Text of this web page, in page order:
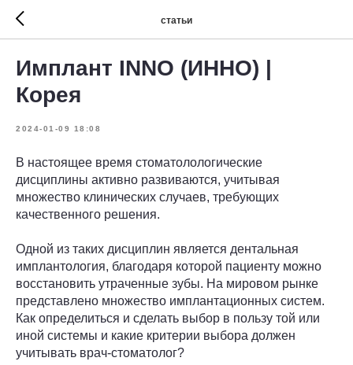
статьи
Имплант INNO (ИННО) |
Корея
2024-01-09 18:08
В настоящее время стоматолологические
дисциплины активно развиваются, учитывая
множество клинических случаев, требующих
качественного решения.
Одной из таких дисциплин является дентальная
имплантология, благодаря которой пациенту можно
восстановить утраченные зубы. На мировом рынке
представлено множество имплантационных систем.
Как определиться и сделать выбор в пользу той или
иной системы и какие критерии выбора должен
учитывать врач-стоматолог?